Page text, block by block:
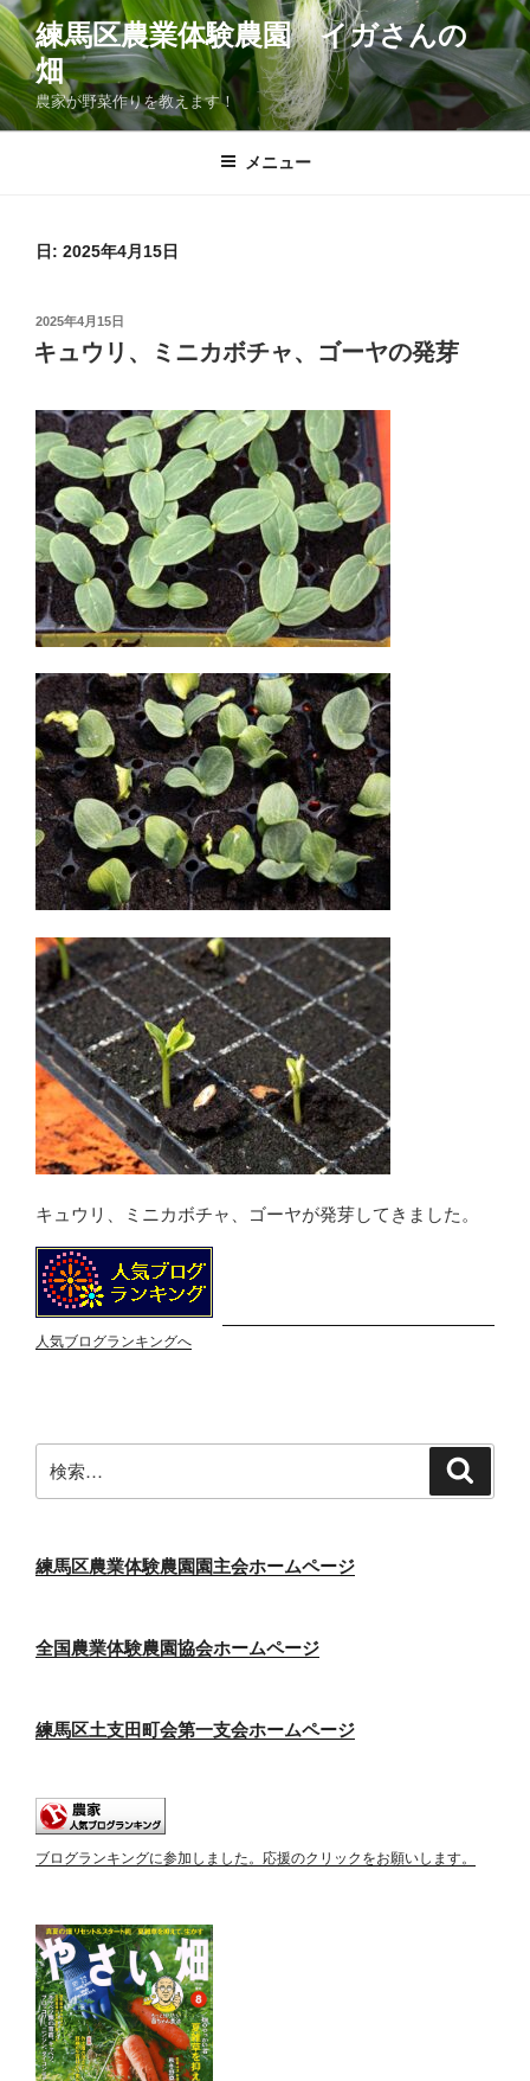
コ
ン
テ
ン
ツ
練馬区農業体験農園 イガさんの
畑
農家が野菜作りを教えます！
メニュー
日: 2025年4月15日
投
稿
日:
2025年4月15日
キュウリ、ミニカボチャ、ゴーヤの発芽
キュウリ、ミニカボチャ、ゴーヤが発芽してきました。
人気ブログランキングへ
索:
練馬区農業体験農園園主会ホームページ
全国農業体験農園協会ホームページ
練馬区土支田町会第一支会ホームページ
ブログランキングに参加しました。応援のクリックをお願いします。